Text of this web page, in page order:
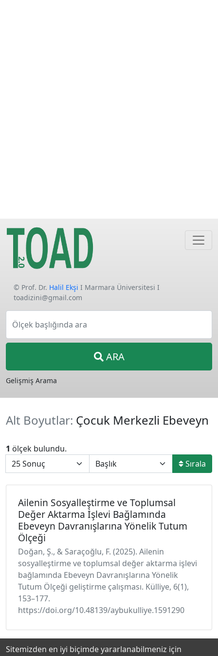
© Prof. Dr. Halil Ekşi I Marmara Üniversitesi I
toadizini@gmail.com
Ölçek başlığında ara
ARA
Gelişmiş Arama
Alt Boyutlar: Çocuk Merkezli Ebeveyn
1 ölçek bulundu.
Sırala
Ailenin Sosyalleştirme ve Toplumsal
Değer Aktarma İşlevi Bağlamında
Ebeveyn Davranışlarına Yönelik Tutum
Ölçeği
Doğan, Ş., & Saraçoğlu, F. (2025). Ailenin
sosyalleştirme ve toplumsal değer aktarma işlevi
bağlamında Ebeveyn Davranışlarına Yönelik
Tutum Ölçeği geliştirme çalışması. Külliye, 6(1),
153–177.
https://doi.org/10.48139/aybukulliye.1591290
Sitemizden en iyi biçimde yararlanabilmeniz için